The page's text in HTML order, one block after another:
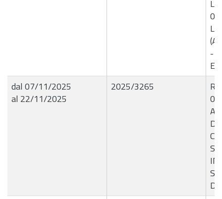
-
dal 07/11/2025
al 22/11/2025
2025/3265